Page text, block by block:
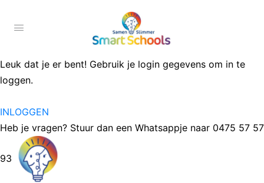
Leuk dat je er bent! Gebruik je login gegevens om in te
loggen.
INLOGGEN
Heb je vragen? Stuur dan een Whatsappje naar 0475 57 57
93